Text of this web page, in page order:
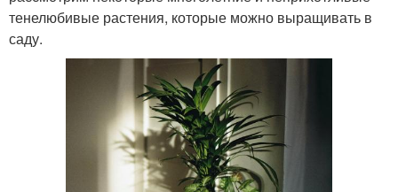
тенелюбивые растения, которые можно выращивать в
саду.